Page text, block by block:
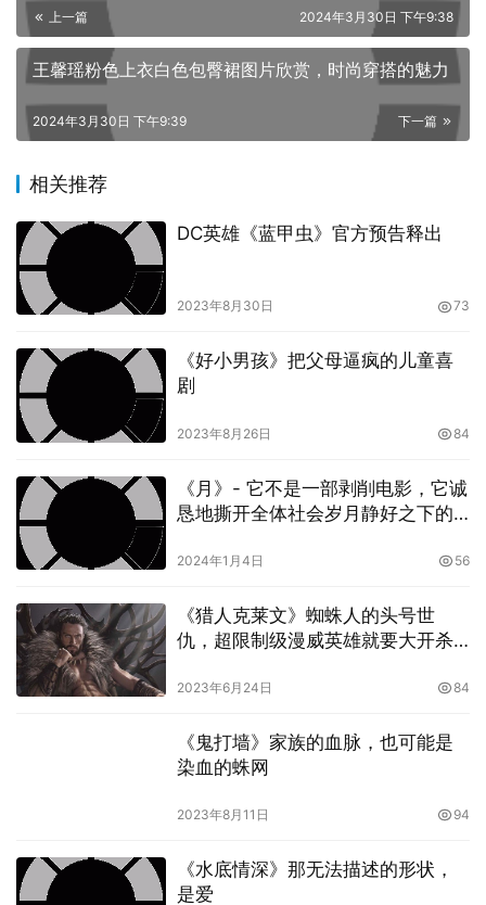
剧特质，而是选择以更加平实的方式，藉由各式各样的细
节，让观众逐渐理解两名主角内心的问题所在，同时还透过
他们的过往，安排了相当程度的对映效果，最後则使这部电
影在不刻意煽动观众情绪的情况下，却也还是足以令人动
容，感受到一种相对平静，却又足够扎实的情绪渲染力。
不过，虽然《滞留生》在角色关系的设计上，确实会令人想
到《女人香》，但就导演亚历山大潘恩表示，他其实是受到
了 1938 年的法国片《Merlusse》影响，这才构思出《滞留
生》这部电影的概念。
从可以查到的《Merlusse》介绍来看，《滞留生》确实与
《Merlusse》在概念上十分相似，两者均同样描述一名严
过节的学生们。就连《Merlusse》主角有一只眼睛是义眼
的设计，也在《滞留生》中，被转化成主角保罗贾麦提的斜
上一篇 2024年3月30日 下午9:38
王馨瑶粉色上衣白色包臀裙图片欣赏，时尚穿搭的魅力
下一篇
2024年3月30日 下午9:39
相关推荐
DC英雄《蓝甲虫》官方预告释出
2023年8月30日 73
《好小男孩》把父母逼疯的儿童喜
剧
2023年8月26日 84
《月》- 它不是一部剥削电影，它诚
恳地撕开全体社会岁月静好之下的
2024年1月4日 56
《猎人克莱文》蜘蛛人的头号世
仇，超限制级漫威英雄就要大开杀
2023年6月24日 84
《鬼打墙》家族的血脉，也可能是
染血的蛛网
2023年8月11日 94
《水底情深》那无法描述的形状，
是爱